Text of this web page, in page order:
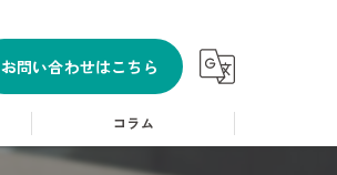
お問い合わせはこちら
コラム